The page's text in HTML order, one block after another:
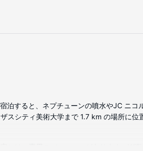
泊すると、ネプチューンの噴水やJC ニコ
シティ美術大学まで 1.7 km の場所に位